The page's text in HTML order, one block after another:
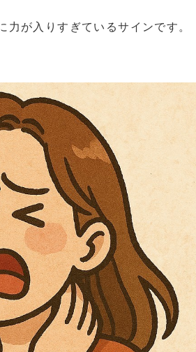
が入りすぎているサインです。